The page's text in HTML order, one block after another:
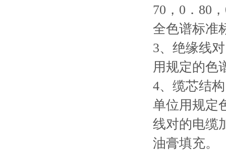
70，0．80
全色谱标准
3、绝缘线
用规定的色
4、缆芯结
单位用规定
线对的电缆
油膏填充。